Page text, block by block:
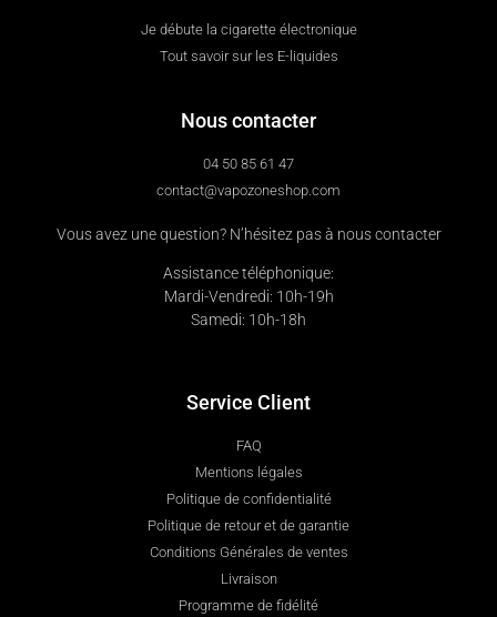
Je débute la cigarette électronique
Tout savoir sur les E-liquides
Nous contacter
04 50 85 61 47
contact@vapozoneshop.com
Vous avez une question? N’hésitez pas à nous contacter
Assistance téléphonique:
Mardi-Vendredi: 10h-19h
Samedi: 10h-18h
Service Client
FAQ
Mentions légales
Politique de confidentialité
Politique de retour et de garantie
Conditions Générales de ventes
Livraison
Programme de fidélité